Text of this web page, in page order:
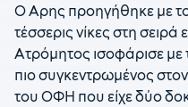
Ο Αρης προηγήθηκε με
τέσσερις νίκες στη
Ατρόμητος ισοφάρισε
πιο συγκεντρωμένος
του ΟΦΗ που είχε δύο